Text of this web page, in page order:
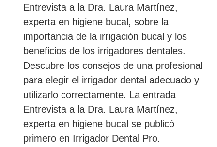
Entrevista a la Dra. Laura Martínez,
experta en higiene bucal, sobre la
importancia de la irrigación bucal y los
beneficios de los irrigadores dentales.
Descubre los consejos de una profesional
para elegir el irrigador dental adecuado y
utilizarlo correctamente. La entrada
Entrevista a la Dra. Laura Martínez,
experta en higiene bucal se publicó
primero en Irrigador Dental Pro.